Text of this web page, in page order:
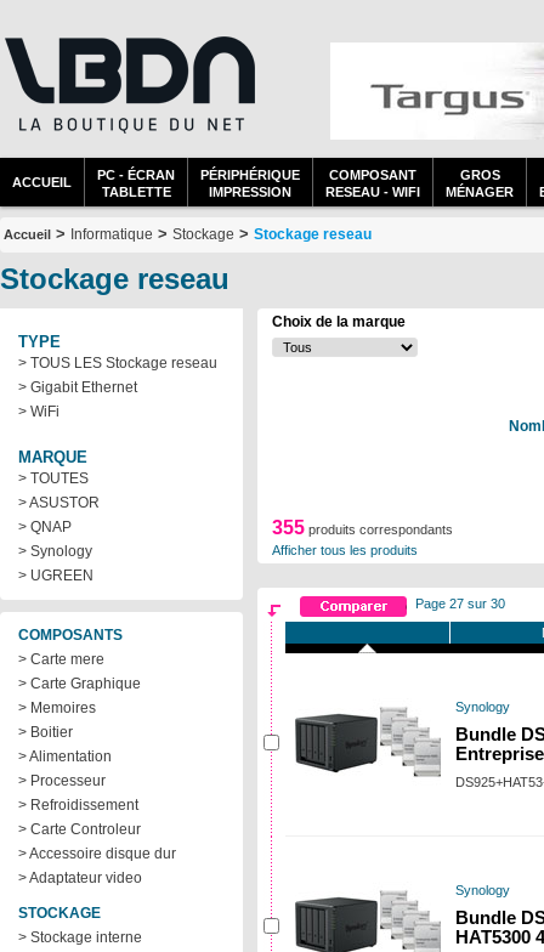
ACCUEIL
PC - ÉCRAN
TABLETTE
PÉRIPHÉRIQUE
IMPRESSION
COMPOSANT
RESEAU - WIFI
GROS
MÉNAGER
Accueil > Informatique > Stockage > Stockage reseau
Stockage reseau
TYPE
> TOUS LES Stockage reseau
> Gigabit Ethernet
> WiFi
MARQUE
> TOUTES
> ASUSTOR
> QNAP
> Synology
> UGREEN
COMPOSANTS
> Carte mere
> Carte Graphique
> Memoires
> Boitier
> Alimentation
> Processeur
> Refroidissement
> Carte Controleur
> Accessoire disque dur
> Adaptateur video
STOCKAGE
> Stockage interne
Choix de la marque
355 produits correspondants
Afficher tous les produits
Page 27 sur 30
Synology
Bundle
Synology
Bundle
HAT5300